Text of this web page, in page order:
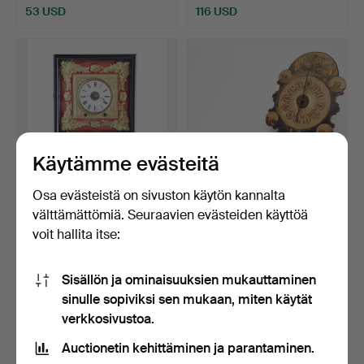
53 USD 116 USD
Todennäköisesti
ranskalainen seinäkello pu…
232 USD
Kello tyyppiä "ratera",
70 USD
Käytämme evästeitä
Osa evästeistä on sivuston käytön kannalta
välttämättömiä. Seuraavien evästeiden käyttöä
voit hallita itse:
Sisällön ja ominaisuuksien mukauttaminen
sinulle sopiviksi sen mukaan, miten käytät
verkkosivustoa.
Auctionetin kehittäminen ja parantaminen.